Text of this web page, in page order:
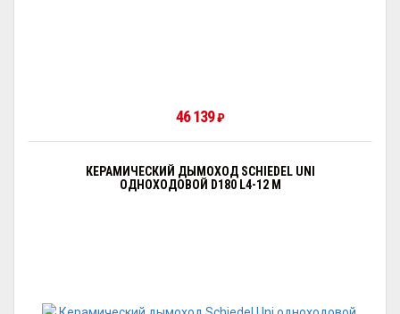
46 139₽
КЕРАМИЧЕСКИЙ ДЫМОХОД SCHIEDEL UNI
ОДНОХОДОВОЙ D180 L4-12 М